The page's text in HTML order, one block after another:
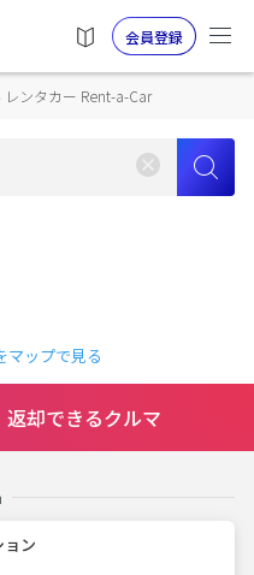
会員登録
ンタカー Rent-a-Car
マップで見る
却できるクルマ
ン